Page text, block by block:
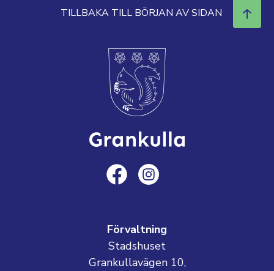
TILLBAKA TILL BÖRJAN AV SIDAN
Förvaltning
Stadshuset
Grankullavägen 10,